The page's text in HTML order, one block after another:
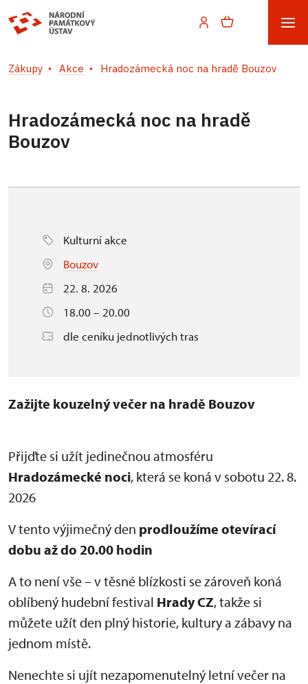
Zákupy Akce Hradozámecká noc na hradě Bouzov
Hradozámecká noc na hradě
Bouzov
Kulturní akce
Bouzov
22. 8. 2026
18.00 – 20.00
dle ceníku jednotlivých tras
Zažijte kouzelný večer na hradě Bouzov
Přijďte si užít jedinečnou atmosféru
Hradozámecké noci, která se koná v sobotu 22. 8.
2026
V tento výjimečný den prodloužíme otevírací
dobu až do 20.00 hodin
A to není vše – v těsné blízkosti se zároveň koná
oblíbený hudební festival Hrady CZ, takže si
můžete užít den plný historie, kultury a zábavy na
jednom místě.
Nenechte si ujít nezapomenutelný letní večer na